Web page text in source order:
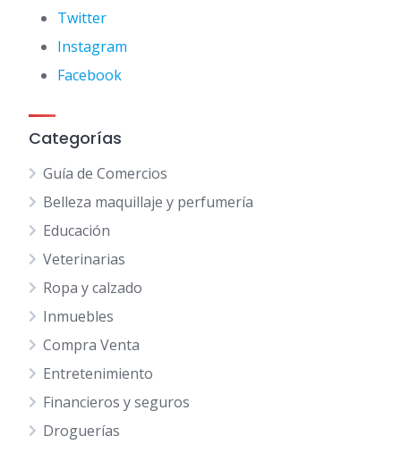
Twitter
Instagram
Facebook
Categorías
Guía de Comercios
Belleza maquillaje y perfumería
Educación
Veterinarias
Ropa y calzado
Inmuebles
Compra Venta
Entretenimiento
Financieros y seguros
Droguerías